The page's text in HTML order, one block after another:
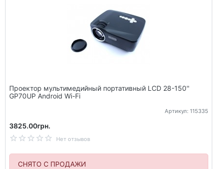
Проектор мультимедийный портативный LCD 28-150''
GP70UP Android Wi-Fi
Артикул: 115335
3825.00грн.
Нет отзывов
СНЯТО С ПРОДАЖИ